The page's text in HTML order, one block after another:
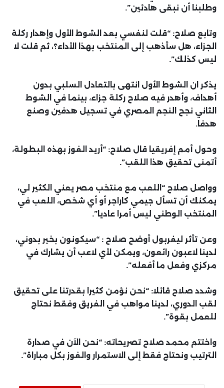
وطلبنا أن نبقى هادئين”.
وتابع صلاح: “قلت لنفسي بعد الشوط الأول وإهدار ركلة
الجزاء، هل سأذهب إلى المنتخب بهذا الأداء؟، ثم قلت لا
ليس كذلك”.
يذكر ان الشوط الأول انتهى بالتعادل السلبي بدون
أهداف، وأهدر فيه صلاح ركلة جزاء، بينما في الشوط
الثاني نجح النجم المصري في تسجيل هدفين وصنع
هدفا.
وحول أمم إفريقيا قال صلاح: “أريد الفوز بهذه البطولة،
أتمنى تحقيق هذا اللقب”.
وواصل صلاح “اللعب مع منتخب مصر يعني الكثير لي،
يمكنك أن تسأل جيمي كاراجر أو أي شخص، اللعب في
المنتخب الوطني ليس أمرا عاديا”.
وعن تأثر ليفربول أوضح صلاح : “سيكونون بخير بدوني،
لدينا لاعبون رائعون، ويمكن لأي لاعب أن يشارك في
مركزي وفعل ما أفعله”.
وشدد صلاح قائلا: “نحن نؤمن كثيرا بقدرتنا على تحقيق
لقب الدوري، لدينا مواهب في الفريق وفقط نحتاج
للعمل بقوة”.
واختتم محمد صلاح تصريحاته: “نحن الآن في صدارة
الترتيب ونحتاج فقط إلى الاستمرار والفوز بكل مباراة”.